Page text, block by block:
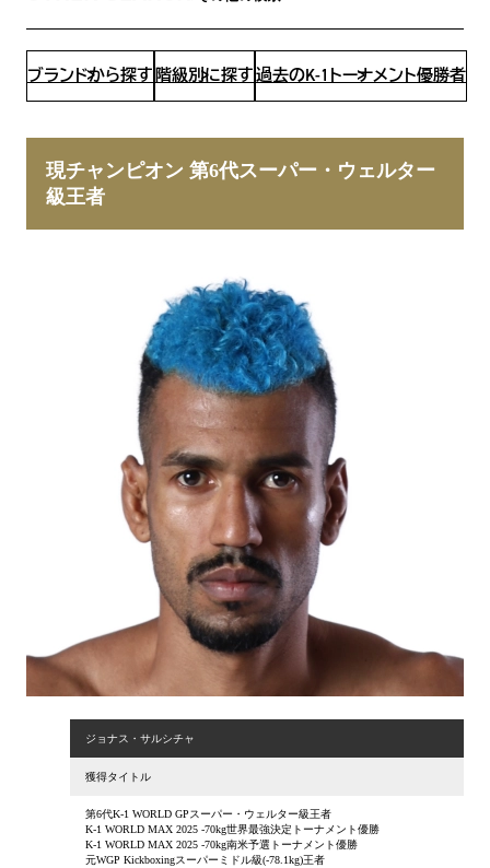
ブランドから探す 階級別に探す過去のK-1トーナメント優勝者
現チャンピオン 第6代スーパー・ウェルター
級王者
ジョナス・サルシチャ
獲得タイトル
第6代K-1 WORLD GPスーパー・ウェルター級王者
K-1 WORLD MAX 2025 -70kg世界最強決定トーナメント優勝
K-1 WORLD MAX 2025 -70kg南米予選トーナメント優勝
元WGP Kickboxingスーパーミドル級(-78.1kg)王者